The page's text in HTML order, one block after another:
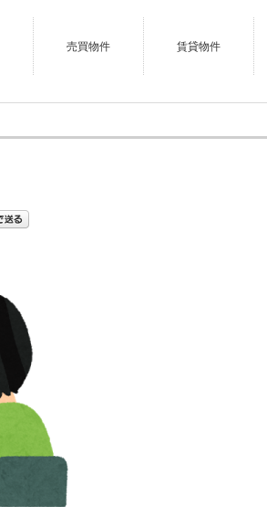
売買物件 賃貸物件